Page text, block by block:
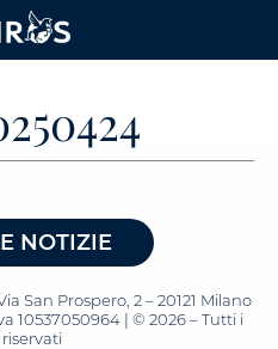
NOTIZIE
San Prospero, 2 – 20121 Milano
10537050964 | © 2026 – Tutti i